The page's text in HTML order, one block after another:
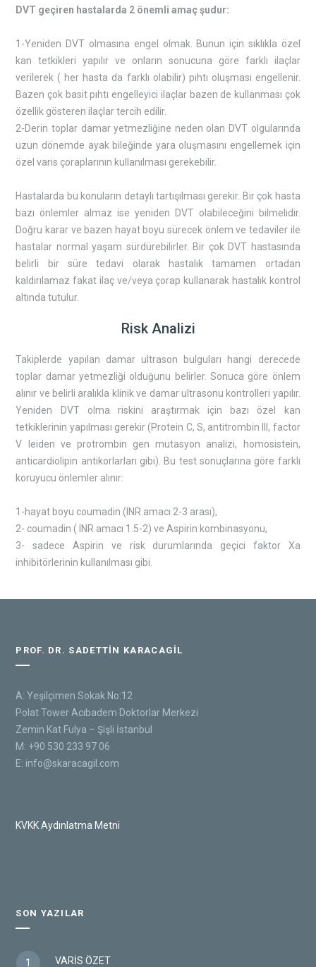
DVT geçiren hastalarda 2 önemli amaç şudur:
1-Yeniden DVT olmasına engel olmak. Bunun için sıklıkla özel
kan tetkikleri yapılır ve onların sonucuna göre farklı ilaçlar
verilerek ( her hasta da farklı olabilir) pıhtı oluşması engellenir.
Bazen çok basit pıhtı engelleyici ilaçlar bazen de kullanması çok
özellik gösteren ilaçlar tercih edilir.
2-Derin toplar damar yetmezliğine neden olan DVT olgularında
uzun dönemde ayak bileğinde yara oluşmasını engellemek için
özel varis çoraplarının kullanılması gerekebilir.
Hastalarda bu konuların detaylı tartışılması gerekir. Bir çok hasta
bazı önlemler almaz ise yeniden DVT olabileceğini bilmelidir.
Doğru karar ve bazen hayat boyu sürecek önlem ve tedaviler ile
hastalar normal yaşam sürdürebilirler. Bir çok DVT hastasında
belirli bir süre tedavi olarak hastalık tamamen ortadan
kaldırılamaz fakat ilaç ve/veya çorap kullanarak hastalık kontrol
altında tutulur.
Risk Analizi
Takiplerde yapılan damar ultrason bulguları hangi derecede
toplar damar yetmezliği olduğunu belirler. Sonuca göre önlem
alınır ve belirli aralıkla klinik ve damar ultrasonu kontrolleri yapılır.
Yeniden DVT olma riskini araştırmak için bazı özel kan
tetkiklerinin yapılması gerekir (Protein C, S, antitrombin III, factor
V leiden ve protrombin gen mutasyon analizi, homosistein,
anticardiolipin antikorlarları gibi). Bu test sonuçlarına göre farklı
koruyucu önlemler alınır:
1-hayat boyu coumadin (INR amacı 2-3 arası),
2- coumadin ( INR amacı 1.5-2) ve Aspirin kombinasyonu,
3- sadece Aspirin ve risk durumlarında geçici faktor Xa
inhibitörlerinin kullanılması gibi.
PROF. DR. SADETTIN KARACAGIL
A: Yeşilçimen Sokak No:12
Polat Tower Acıbadem Doktorlar Merkezi
Zemin Kat Fulya – Şişli İstanbul
M: +90 530 233 97 06
E: info@skaracagil.com
KVKK Aydınlatma Metni
SON YAZILAR
1 VARİS ÖZET